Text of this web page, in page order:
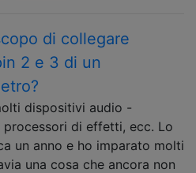
di collegare
2 e 3 di un
dispositivi audio -
di effetti, ecc. Lo
un anno e ho imparato molti
una cosa che ancora non